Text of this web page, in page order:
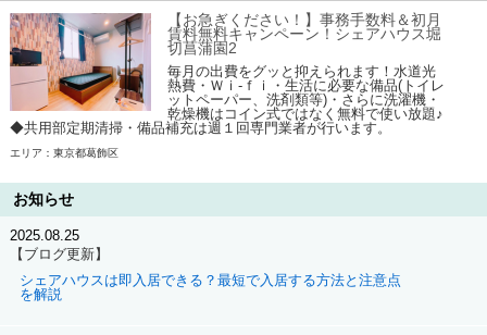
【お急ぎください！】事務手数料＆初月
賃料無料キャンペーン！シェアハウス堀
切菖蒲園2
毎月の出費をグッと抑えられます！水道光
熱費・Ｗｉ-ｆｉ・生活に必要な備品(トイレ
ットペーパー、洗剤類等)・さらに洗濯機・
乾燥機はコイン式ではなく無料で使い放題♪
◆共用部定期清掃・備品補充は週１回専門業者が行います。
エリア：東京都葛飾区
お知らせ
2025.08.25
【ブログ更新】
シェアハウスは即入居できる？最短で入居する方法と注意点
を解説